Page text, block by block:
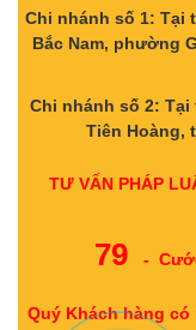
Chi nhánh số 1: Tại
Bắc Nam, phường
Chi nhánh số 2: Tại
Tiên Hoàng,
TƯ VẤN PHÁP
79 -
Quý Khách hàng